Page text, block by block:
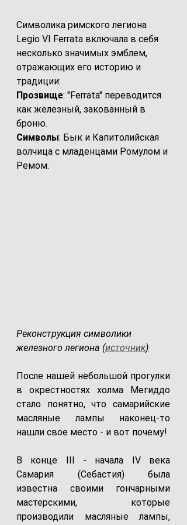
Символика римского легиона
Legio VI Ferrata включала в себя
несколько значимых эмблем,
отражающих его историю и
традиции:
Прозвище: "Ferrata" переводится
как железный, закованный в
броню.
Символы: Бык и Капитолийская
волчица с младенцами Ромулом и
Ремом.
Реконструкция cимволики
железного легиона (источник)
После нашей небольшой прогулки
в окрестностях холма Мегиддо
стало понятно, что самарийские
масляные лампы наконец-то
нашли свое место - и вот почему!
В конце III - начала IV века
Самария (Себастия) была
известна своими гончарными
мастерскими, которые
производили масляные лампы,